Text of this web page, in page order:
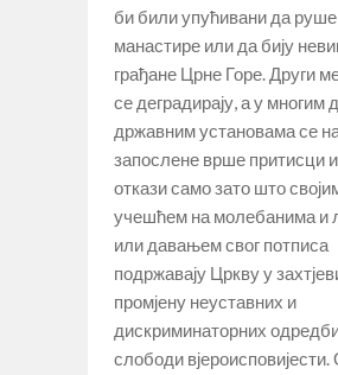
би били упућивани да руше
манастире или да бију
грађане Црне Горе. Други
се деградирају, а у многим
државним установама се
запослене врше притисци и
откази само зато што
учешћем на молебанима и
или давањем свог потписа
подржавају Цркву у
промјену неуставних и
дискриминаторних
слободи